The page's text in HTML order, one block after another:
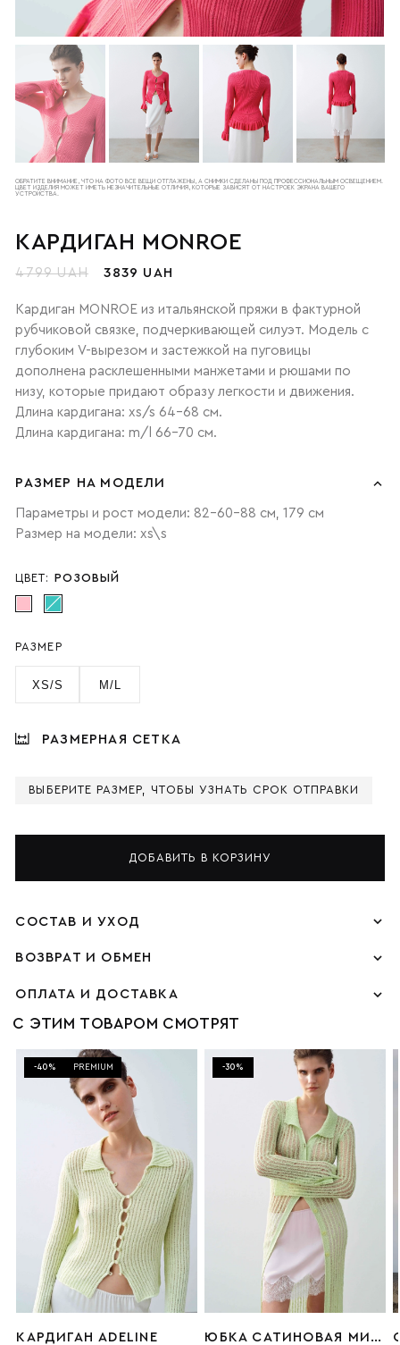
ОБРАТИТЕ ВНИМАНИЕ, ЧТО НА ФОТО ВСЕ ВЕЩИ ОТГЛАЖЕНЫ, А СНИМКИ СДЕЛАНЫ ПОД ПРОФЕССИОНАЛЬНЫМ ОСВЕЩЕНИЕМ.
ЦВЕТ ИЗДЕЛИЯ МОЖЕТ ИМЕТЬ НЕЗНАЧИТЕЛЬНЫЕ ОТЛИЧИЯ, КОТОРЫЕ ЗАВИСЯТ ОТ НАСТРОЕК ЭКРАНА ВАШЕГО
УСТРОЙСТВА.
КАРДИГАН MONROE
4799 UAH 3839 UAH
Кардиган MONROE из итальянской пряжи в фактурной
рубчиковой связке, подчеркивающей силуэт. Модель с
глубоким V-вырезом и застежкой на пуговицы
дополнена расклешенными манжетами и рюшами по
низу, которые придают образу легкости и движения.
Длина кардигана: xs/s 64-68 см.
Длина кардигана: m/l 66-70 см.
РАЗМЕР НА МОДЕЛИ
Параметры и рост модели: 82-60-88 см, 179 см
Размер на модели: xs\s
ЦВЕТ: РОЗОВЫЙ
РАЗМЕР
XS/S M/L
РАЗМЕРНАЯ СЕТКА
ВЫБЕРИТЕ РАЗМЕР, ЧТОБЫ УЗНАТЬ СРОК ОТПРАВКИ
ДОБАВИТЬ В КОРЗИНУ
СОСТАВ И УХОД
ВОЗВРАТ И ОБМЕН
ОПЛАТА И ДОСТАВКА
С ЭТИМ ТОВАРОМ СМОТРЯТ
-40% PREMIUM
КАРДИГАН ADELINE
-30%
ЮБКА САТИНОВАЯ МИНИ LACE